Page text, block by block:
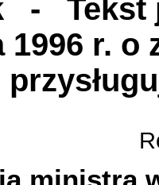
- Tekst
1996 r. o